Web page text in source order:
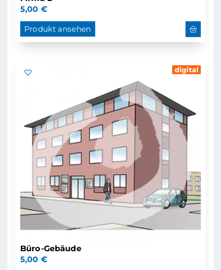
5,00 €
Produkt ansehen
digital
Büro-Gebäude
5,00 €